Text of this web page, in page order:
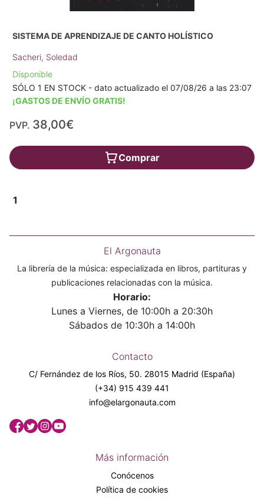
SISTEMA DE APRENDIZAJE DE CANTO HOLÍSTICO
Sacheri, Soledad
Disponible
SÓLO 1 EN STOCK - dato actualizado el 07/08/26 a las 23:07
¡GASTOS DE ENVÍO GRATIS!
PVP. 38,00€
Comprar
1
El Argonauta
La librería de la música: especializada en libros, partituras y
publicaciones relacionadas con la música.
Horario:
Lunes a Viernes, de 10:00h a 20:30h
Sábados de 10:30h a 14:00h
Contacto
C/ Fernández de los Ríos, 50. 28015 Madrid (España)
(+34) 915 439 441
info@elargonauta.com
Más información
Conócenos
Política de cookies